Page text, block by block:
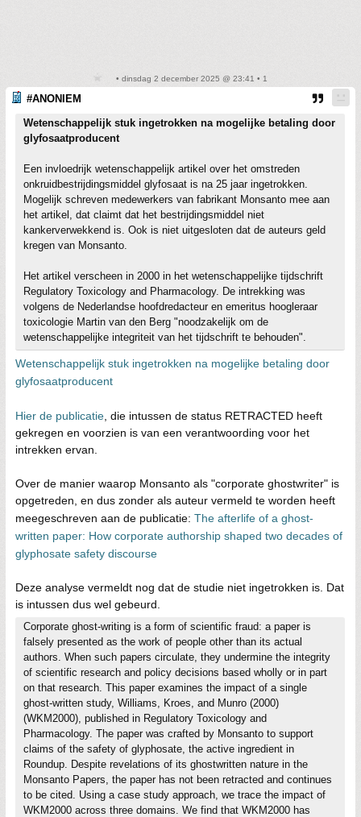
• dinsdag 2 december 2025 @ 23:41 • 1
#ANONIEM
Wetenschappelijk stuk ingetrokken na mogelijke betaling door
glyfosaatproducent
Een invloedrijk wetenschappelijk artikel over het omstreden
onkruidbestrijdingsmiddel glyfosaat is na 25 jaar ingetrokken.
Mogelijk schreven medewerkers van fabrikant Monsanto mee aan
het artikel, dat claimt dat het bestrijdingsmiddel niet
kankerverwekkend is. Ook is niet uitgesloten dat de auteurs geld
kregen van Monsanto.
Het artikel verscheen in 2000 in het wetenschappelijke tijdschrift
Regulatory Toxicology and Pharmacology. De intrekking was
volgens de Nederlandse hoofdredacteur en emeritus hoogleraar
toxicologie Martin van den Berg "noodzakelijk om de
wetenschappelijke integriteit van het tijdschrift te behouden".
Wetenschappelijk stuk ingetrokken na mogelijke betaling door
glyfosaatproducent
Hier de publicatie , die intussen de status RETRACTED heeft
gekregen en voorzien is van een verantwoording voor het
intrekken ervan.
Over de manier waarop Monsanto als "corporate ghostwriter" is
opgetreden, en dus zonder als auteur vermeld te worden heeft
meegeschreven aan de publicatie: The afterlife of a ghost-
written paper: How corporate authorship shaped two decades of
glyphosate safety discourse
Deze analyse vermeldt nog dat de studie niet ingetrokken is. Dat
is intussen dus wel gebeurd.
Corporate ghost-writing is a form of scientific fraud: a paper is
falsely presented as the work of people other than its actual
authors. When such papers circulate, they undermine the integrity
of scientific research and policy decisions based wholly or in part
on that research. This paper examines the impact of a single
ghost-written study, Williams, Kroes, and Munro (2000)
(WKM2000), published in Regulatory Toxicology and
Pharmacology. The paper was crafted by Monsanto to support
claims of the safety of glyphosate, the active ingredient in
Roundup. Despite revelations of its ghostwritten nature in the
Monsanto Papers, the paper has not been retracted and continues
to be cited. Using a case study approach, we trace the impact of
WKM2000 across three domains. We find that WKM2000 has